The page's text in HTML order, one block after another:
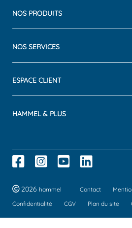
NOS PRODUITS
NOS SERVICES
ESPACE CLIENT
HAMMEL & PLUS
2026 hammel Contact
Confidentialité
CGV Plan du site